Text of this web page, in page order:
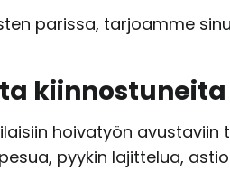
parissa, tarjoamme
hoivatyön avustaviin
pyykin lajittelua,